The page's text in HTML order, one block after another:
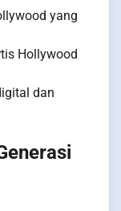
yang
Hollywood
dan